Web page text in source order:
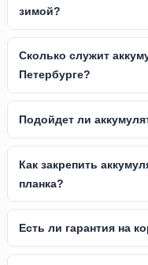
зимой?
Сколько служит
Петербурге?
Подойдет ли
Как закрепить
планка?
Есть ли гарантия на